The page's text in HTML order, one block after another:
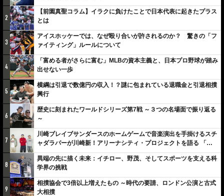
2
【前園真聖コラム】イラクに負けたことで日本代表に起きたプラス
とは
3
アイスホッケーでは、なぜ殴り合いが許されるのか？ 驚きの「フ
ァイティング」ルールについて
4
「富める者がさらに富む」MLBの資本主義と、日本プロ野球が踏み
出せない一歩
5
横綱は引退で数億円の収入！？謎に包まれている退職金と引退相撲
興行
6
歴史に刻まれたワールドシリーズ第7戦 ～３つの名場面で振り返る
～
7
川崎ブレイブサンダースのホームゲームで音楽演出を手掛けるスチ
ャダラパーが川崎新！アリーナシティ・プロジェクトを語る 「楽
しみでしかないでしょ。川崎は、ずっと成長曲線だから」
8
異端の先に描く未来：イチロー、野茂、そしてスポーツを支える科
学界の挑戦
9
相撲協会で3倍以上増えたもの ～時代の要請、ロンドン公演と古式
大相撲